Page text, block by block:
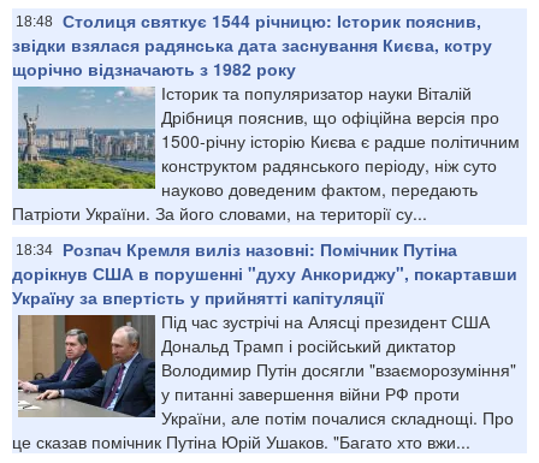
18:48 Столиця святкує 1544 річницю: Історик пояснив,
звідки взялася радянська дата заснування Києва, котру
щорічно відзначають з 1982 року
Історик та популяризатор науки Віталій
Дрібниця пояснив, що офіційна версія про
1500-річну історію Києва є радше політичним
конструктом радянського періоду, ніж суто
науково доведеним фактом, передають
Патріоти України. За його словами, на території су...
18:34
Розпач Кремля виліз назовні: Помічник Путіна
дорікнув США в порушенні "духу Анкориджу", покартавши
Україну за впертість у прийнятті капітуляції
Під час зустрічі на Алясці президент США
Дональд Трамп і російський диктатор
Володимир Путін досягли "взаєморозуміння"
у питанні завершення війни РФ проти
України, але потім почалися складнощі. Про
це сказав помічник Путіна Юрій Ушаков. "Багато хто вжи...